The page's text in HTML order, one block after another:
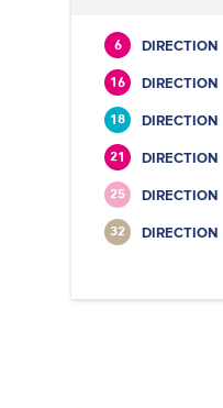
6 DIRECTION
16 DIRECTION
18 DIRECTION
21 DIRECTION
25 DIRECTION
32 DIRECTION